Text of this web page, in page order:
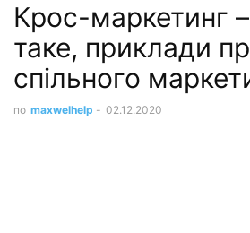
Крос-маркетинг
таке, приклади
спільного
по maxwelhelp - 02.12.2020